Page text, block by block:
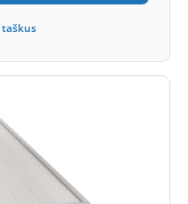
taškus